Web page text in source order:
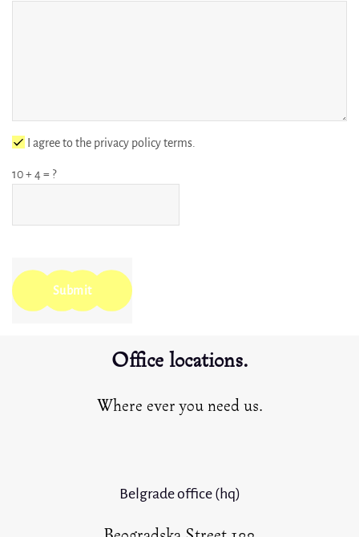
I agree to the privacy policy terms.
10+4 = ?
Submit
Office locations.
Where ever you need us.
Belgrade office (hq)